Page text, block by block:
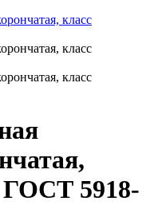
ГОСТ 5918-